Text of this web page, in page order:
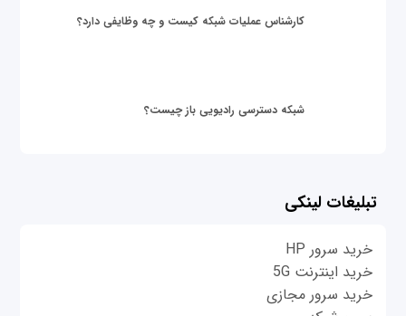
کارشناس عملیات شبکه کیست و چه وظایفی دارد؟
شبکه دسترسی رادیویی باز چیست؟
تبلیغات لینکی
خرید سرور HP
خرید اینترنت 5G
خرید سرور مجازی